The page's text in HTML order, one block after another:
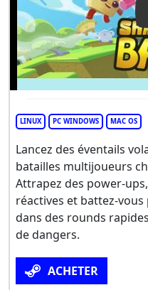
LINUX PC WINDOWS MAC OS
Lancez des éventails
batailles multijoueurs
Attrapez des power-
réactives et battez-
dans des rounds
de dangers.
ACHETER